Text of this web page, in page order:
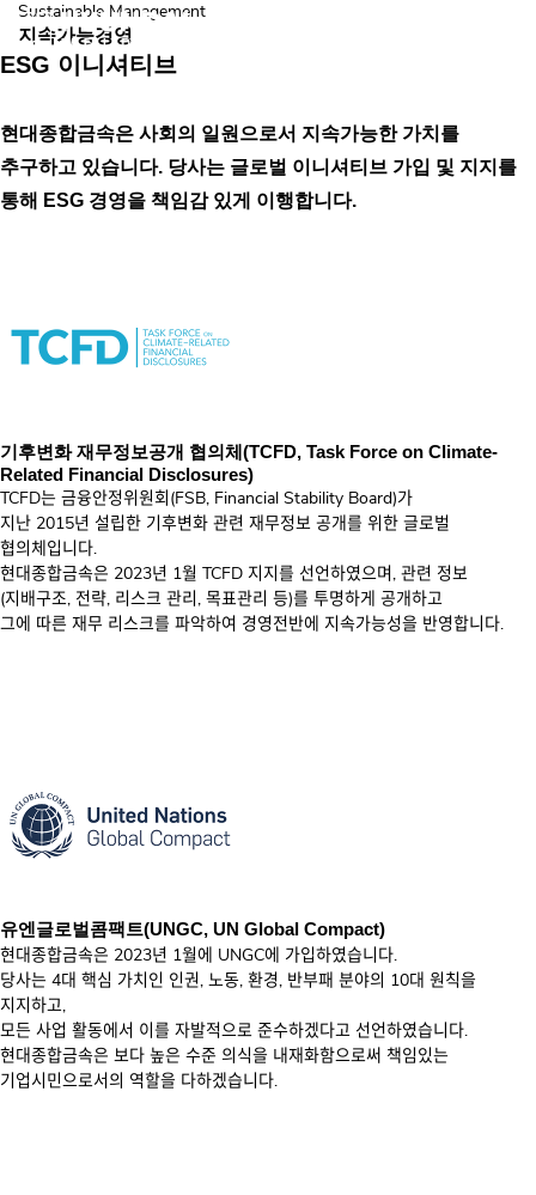
Sustainable Management
지속가능경영
ESG 이니셔티브
현대종합금속은 사회의 일원으로서 지속가능한 가치를
추구하고 있습니다. 당사는 글로벌 이니셔티브 가입 및 지지를
통해 ESG 경영을 책임감 있게 이행합니다.
기후변화 재무정보공개 협의체(TCFD, Task Force on Climate-
Related Financial Disclosures)
TCFD는 금융안정위원회(FSB, Financial Stability Board)가
지난 2015년 설립한 기후변화 관련 재무정보 공개를 위한 글로벌
협의체입니다.
현대종합금속은 2023년 1월 TCFD 지지를 선언하였으며, 관련 정보
(지배구조, 전략, 리스크 관리, 목표관리 등)를 투명하게 공개하고
그에 따른 재무 리스크를 파악하여 경영전반에 지속가능성을 반영합니다.
유엔글로벌콤팩트(UNGC, UN Global Compact)
현대종합금속은 2023년 1월에 UNGC에 가입하였습니다.
당사는 4대 핵심 가치인 인권, 노동, 환경, 반부패 분야의 10대 원칙을
지지하고,
모든 사업 활동에서 이를 자발적으로 준수하겠다고 선언하였습니다.
현대종합금속은 보다 높은 수준 의식을 내재화함으로써 책임있는
기업시민으로서의 역할을 다하겠습니다.